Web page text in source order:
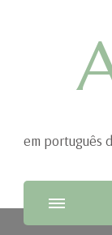
em português